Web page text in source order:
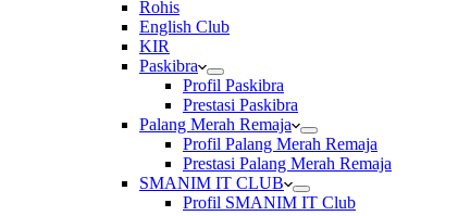
Rohis
English Club
KIR
Paskibra
Profil Paskibra
Prestasi Paskibra
Palang Merah Remaja
Profil Palang Merah Remaja
Prestasi Palang Merah Remaja
SMANIM IT CLUB
Profil SMANIM IT Club